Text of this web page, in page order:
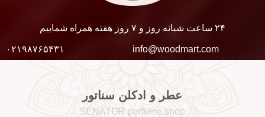
۲۴ ساعت شبانه روز و ۷ روز هفته همراه شماییم
info@woodmart.com ۰۲۱۹۸۷۶۵۴۳۱
عطر و ادکلن سناتور
SENATOR perfume shop